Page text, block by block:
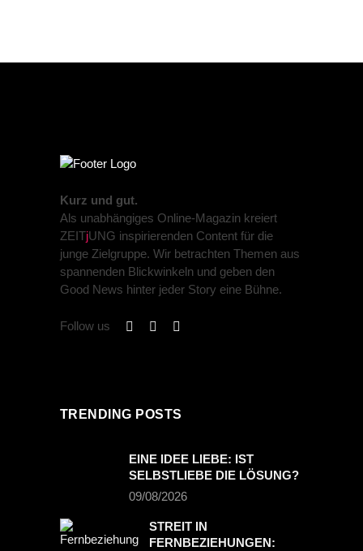
Kurz und gut.
Als unabhängiges Online-Magazin kreiert
ZEITjUNG inspirierenden Content für die
junge Zielgruppe. Wir betrachten Themen aus
spannenden Blickwinkeln und geben den
Good News hinter jeder Story eine Bühne.
Follow us
TRENDING POSTS
EINE IDEE LIEBE: IST
SELBSTLIEBE DIE LÖSUNG?
09/08/2026
STREIT IN
FERNBEZIEHUNGEN: